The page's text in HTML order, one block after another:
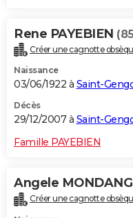
Rene PAYEBIEN
Créer une cagnotte
Naissance
03/06/1922 à Saint-
Décès
29/12/2007 à Saint-
Famille PAYEBIEN
Angele
Créer une cagnotte